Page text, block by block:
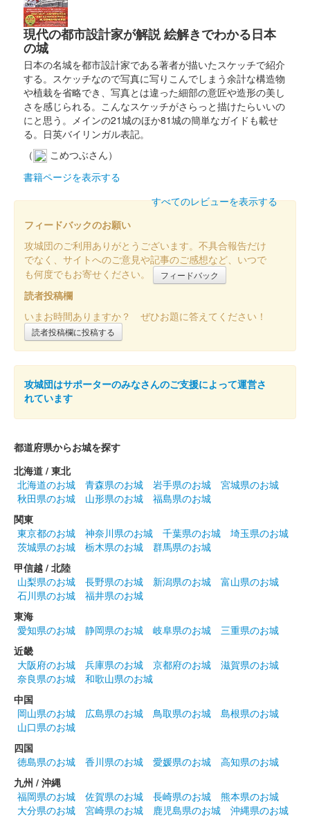
敦賀城 御城印
販売終了
敦賀城 御城印 御城印合戦in福知山版
販売終了
令和6年9月8日に開催された御城印合戦in福知山のふくい城巡り
プロジェクトのブースにて販売された御城印。50枚限定
敦賀城 御城印 大谷吉継おもてなし武将隊設立記念版
販売終了
「第参回大阪・お城フェス2024」会場内ふくい城巡りプロジェ
クトブースで販売。300枚限定
敦賀城 御城印 大谷吉継 花押揮毫版
販売終了
「第参回大阪お城フェス2024」の会場内ふくい城巡りプロジェ
クトのブースにて大谷吉継による直筆花押揮毫された御城印。
敦賀城 御城印
販売終了
敦賀城 御城印 北陸新幹線開業記念 通常版
販売終了
戦国ゆかりの地 連携御城印【敦賀
城】
販売終了
戦国ゆかりの地 連携御城印シリーズ第4弾。第1弾の北陸新幹線
開業記念E7/W7系モデルの好評を受けて発売された。前弾と同じ
く金色の台紙付きで、御城印本体は取り外し可能。第1弾と同じ
く、前田土佐守資料館……
戦国ゆかりの地 連携御城印【敦賀
城】
販売終了
現代の都市設計家が解説 絵解きでわかる日本
の城
日本の名城を都市設計家である著者が描いたスケッチで紹介
する。スケッチなので写真に写りこんでしまう余計な構造物
や植栽を省略でき、写真とは違った細部の意匠や造形の美し
さを感じられる。こんなスケッチがさらっと描けたらいいの
にと思う。メインの21城のほか81城の簡単なガイドも載せ
る。日英バイリンガル表記。
（
こめつぶさん）
書籍ページを表示する
すべてのレビューを表示する
フィードバックのお願い
攻城団のご利用ありがとうございます。不具合報告だけ
でなく、サイトへのご意見や記事のご感想など、いつで
も何度でもお寄せください。
フィードバック
読者投稿欄
いまお時間ありますか？ ぜひお題に答えてください！
読者投稿欄に投稿する
攻城団はサポーターのみなさんのご支援によって運営さ
れています
都道府県からお城を探す
北海道 / 東北
北海道のお城
青森県のお城 岩手県のお城
宮城県のお城
秋田県のお城
山形県のお城
福島県のお城
関東
東京都のお城
神奈川県のお城 千葉県のお城
埼玉県のお城
茨城県のお城
栃木県のお城
群馬県のお城
甲信越 / 北陸
山梨県のお城
長野県のお城 新潟県のお城
富山県のお城
石川県のお城
福井県のお城
東海
愛知県のお城
静岡県のお城 岐阜県のお城
三重県のお城
近畿
大阪府のお城
兵庫県のお城 京都府のお城
滋賀県のお城
奈良県のお城
和歌山県のお城
中国
岡山県のお城
広島県のお城 鳥取県のお城
島根県のお城
山口県のお城
四国
徳島県のお城
香川県のお城 愛媛県のお城
高知県のお城
九州 / 沖縄
福岡県のお城
佐賀県のお城 長崎県のお城
熊本県のお城
大分県のお城
宮崎県のお城 鹿児島県のお城 沖縄県のお城